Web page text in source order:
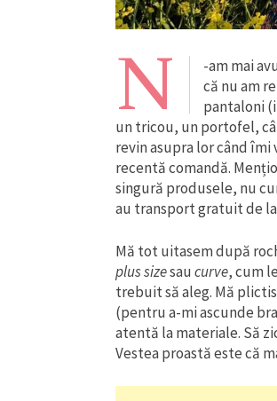
N -am mai
că nu am
pantaloni
un tricou, un portofel,
revin asupra lor când
recentă comandă.
singură produsele, nu
au transport gratuit de
Mă tot uitasem după
plus sizesaucurve, cum
trebuit să aleg. Mă
(pentru a-mi ascunde
atentă la materiale. Să
Vestea proastă este că